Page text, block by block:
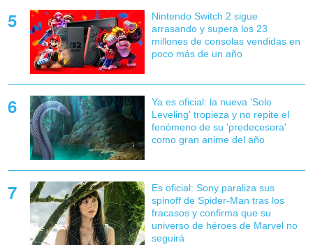
Nintendo Switch 2 sigue
arrasando y supera los 23
millones de consolas vendidas en
poco más de un año
Ya es oficial: la nueva 'Solo
Leveling' tropieza y no repite el
fenómeno de su 'predecesora'
como gran anime del año
Es oficial: Sony paraliza sus
spinoff de Spider-Man tras los
fracasos y confirma que su
universo de héroes de Marvel no
seguirá